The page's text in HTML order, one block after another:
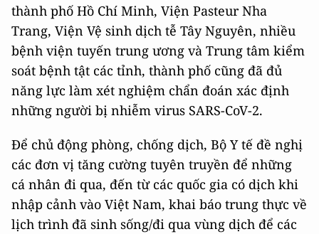
thành phố Hồ Chí Minh, Viện Pasteur Nha
Trang, Viện Vệ sinh dịch tễ Tây Nguyên, nhiều
bệnh viện tuyến trung ương và Trung tâm kiểm
soát bệnh tật các tỉnh, thành phố cũng đã đủ
năng lực làm xét nghiệm chẩn đoán xác định
những người bị nhiễm virus SARS-CoV-2.
Để chủ động phòng, chống dịch, Bộ Y tế đề nghị
các đơn vị tăng cường tuyên truyền để những
cá nhân đi qua, đến từ các quốc gia có dịch khi
nhập cảnh vào Việt Nam, khai báo trung thực về
lịch trình đã sinh sống/đi qua vùng dịch để các